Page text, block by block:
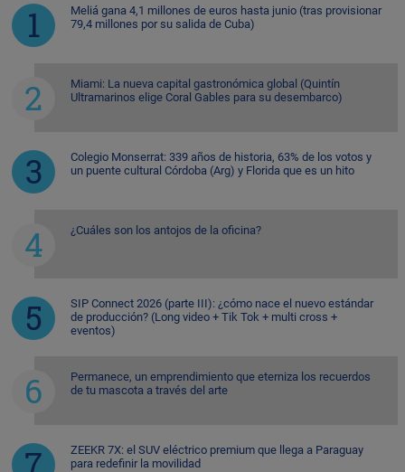
Meliá gana 4,1 millones de euros hasta junio (tras provisionar
79,4 millones por su salida de Cuba)
Miami: La nueva capital gastronómica global (Quintín
Ultramarinos elige Coral Gables para su desembarco)
Colegio Monserrat: 339 años de historia, 63% de los votos y
un puente cultural Córdoba (Arg) y Florida que es un hito
¿Cuáles son los antojos de la oficina?
SIP Connect 2026 (parte III): ¿cómo nace el nuevo estándar
de producción? (Long video + Tik Tok + multi cross +
eventos)
Permanece, un emprendimiento que eterniza los recuerdos
de tu mascota a través del arte
ZEEKR 7X: el SUV eléctrico premium que llega a Paraguay
para redefinir la movilidad